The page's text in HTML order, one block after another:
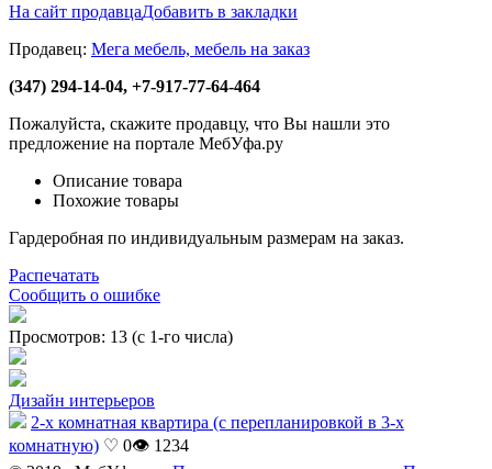
На сайт продавцаДобавить в закладки
Продавец: Мега мебель, мебель на заказ
(347) 294-14-04, +7-917-77-64-464
Пожалуйста, скажите продавцу, что Вы нашли это
предложение на портале МебУфа.ру
Описание товара
Похожие товары
Гардеробная по индивидуальным размерам на заказ.
Распечатать
Сообщить о ошибке
Просмотров: 13 (с 1-го числа)
Дизайн интерьеров
2-х комнатная квартира (с перепланировкой в 3-х
комнатную) ♡ 0👁 1234